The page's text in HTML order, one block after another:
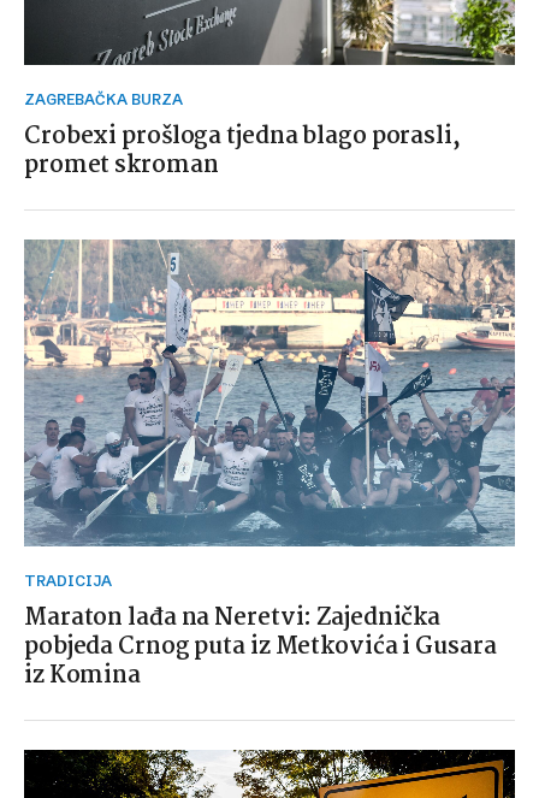
ZAGREBAČKA BURZA
Crobexi prošloga tjedna blago porasli,
promet skroman
TRADICIJA
Maraton lađa na Neretvi: Zajednička
pobjeda Crnog puta iz Metkovića i Gusara
iz Komina